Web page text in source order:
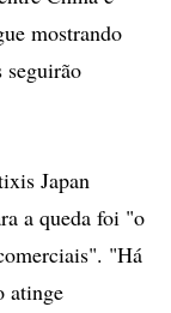
mostrando
seguirão
Japan
a queda foi "o
"Há
atinge